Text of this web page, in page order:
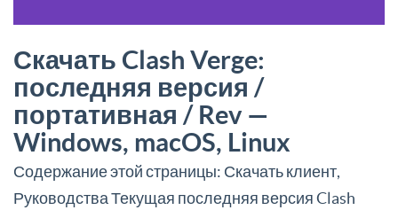
Скачать Clash Verge:
последняя версия /
портативная / Rev —
Windows, macOS, Linux
Содержание этой страницы: Скачать клиент,
Руководства Текущая последняя версия Clash